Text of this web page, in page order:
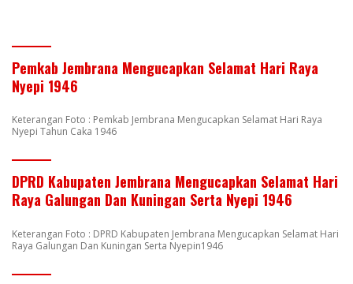
Pemkab Jembrana Mengucapkan Selamat Hari Raya
Nyepi 1946
Keterangan Foto : Pemkab Jembrana Mengucapkan Selamat Hari Raya
Nyepi Tahun Caka 1946
DPRD Kabupaten Jembrana Mengucapkan Selamat Hari
Raya Galungan Dan Kuningan Serta Nyepi 1946
Keterangan Foto : DPRD Kabupaten Jembrana Mengucapkan Selamat Hari
Raya Galungan Dan Kuningan Serta Nyepin1946